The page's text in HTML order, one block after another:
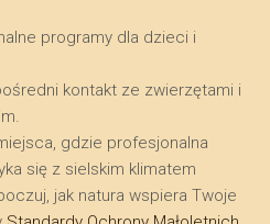
programy dla dzieci i
kontakt ze zwierzętami i
gdzie profesjonalna
się z sielskim klimatem
jak natura wspiera Twoje